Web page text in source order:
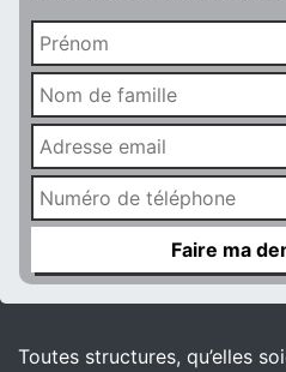
Toutes structures, qu’elles